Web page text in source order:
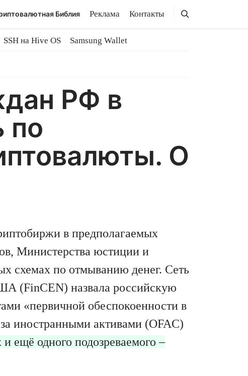
Библия Реклама Контакты Поиск
Поиск
SSH на Hive OS
Samsung Wallet
РФ в
по
О
в предполагаемых
Министерства юстиции и
схемах по отмыванию денег. Сеть
(FinCEN) назвала российскую
«первичной обеспокоенности в
иностранными активами (OFAC)
ещё одного подозреваемого –